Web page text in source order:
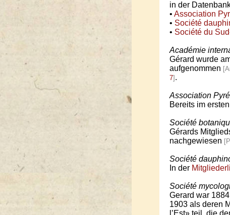
in der
• Association
• Société
• Société du
Académie
Gérard wurde
aufgenommen
7] .
Association
Bereits im
Société
Gérards
nachgewiesen
Société
In der
Société
Gerard war
1903 als deren